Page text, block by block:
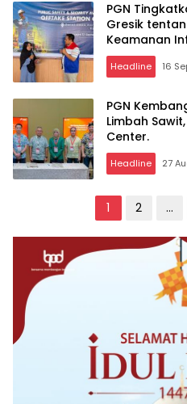
PGN
Gresik
Keamanan
Headline 16
PGN
Limbah
Center.
Headline 27
pagination
1 2 …